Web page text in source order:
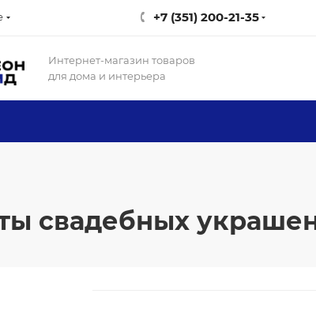
+7 (351) 200-21-35
Интернет-магазин товаров
для дома и интерьера
свадебных